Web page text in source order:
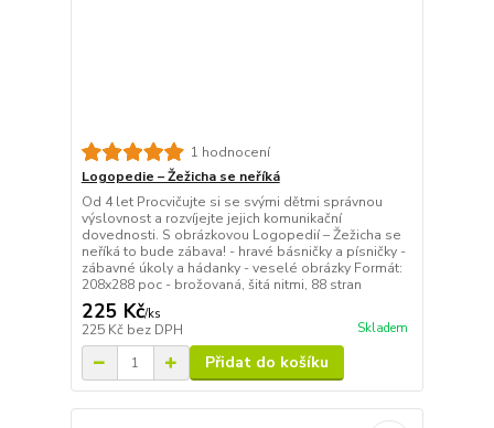
1 hodnocení
Logopedie – Žežicha se neříká
Od 4 let Procvičujte si se svými dětmi správnou
výslovnost a rozvíjejte jejich komunikační
dovednosti. S obrázkovou Logopedií – Žežicha se
neříká to bude zábava! - hravé básničky a písničky -
zábavné úkoly a hádanky - veselé obrázky Formát:
208x288 poc - brožovaná, šitá nitmi, 88 stran
225 Kč/ks
225 Kč bez DPH Skladem
Přidat do košíku